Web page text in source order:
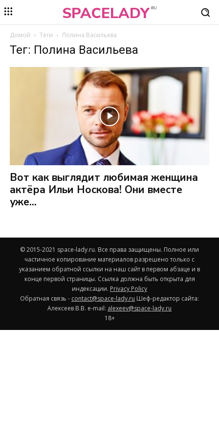
SPACELADY RU
Домой Теги Полина Васильева
Тег: Полина Васильева
Вот как выглядит любимая женщина
актёра Ильи Носкова! Они вместе
уже...
© 2015-2021 space-lady.ru. Все права защищены. Полное или
частичное копирование материалов разрешено только с
указанием обратной ссылки на наш сайт в первом абзаце и в
конце первой страницы. Ссылка должна быть открыта для
индексации. Privacy Policy
Обратная связь - contact@space-lady.ru Шеф-редактор сайта:
Алексеев В.В. e-mail: alexeev@space-lady.ru
18+